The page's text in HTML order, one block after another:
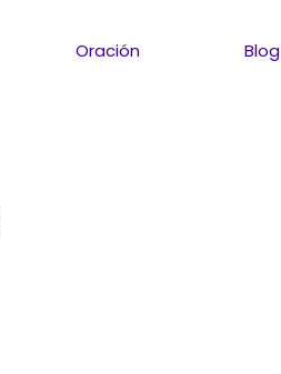
Oración Blog